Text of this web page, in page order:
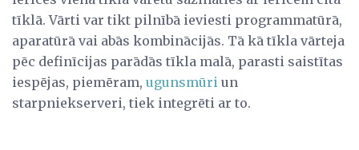
tīklā. Vārti var tikt pilnībā ieviesti programmatūrā,
aparatūrā vai abās kombinācijās. Tā kā tīkla vārteja
pēc definīcijas parādās tīkla malā, parasti saistītas
iespējas, piemēram, ugunsmūri un
starpniekserveri, tiek integrēti ar to.